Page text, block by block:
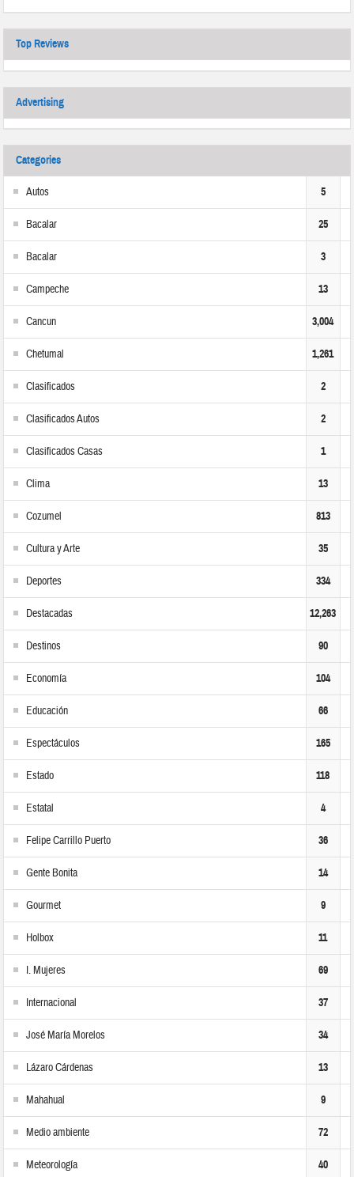
Top Reviews
Advertising
Categories
Autos 5
Bacalar 25
Bacalar 3
Campeche 13
Cancun 3,004
Chetumal 1,261
Clasificados 2
Clasificados Autos 2
Clasificados Casas 1
Clima 13
Cozumel 813
Cultura y Arte 35
Deportes 334
Destacadas 12,263
Destinos 90
Economía 104
Educación 66
Espectáculos 165
Estado 118
Estatal 4
Felipe Carrillo Puerto 36
Gente Bonita 14
Gourmet 9
Holbox 11
I. Mujeres 69
Internacional 37
José María Morelos 34
Lázaro Cárdenas 13
Mahahual 9
Medio ambiente 72
Meteorología 40